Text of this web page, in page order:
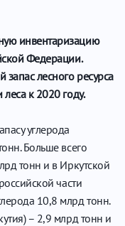
инвентаризацию
Федерации.
лесного ресурса
к 2020 году.
углерода
Больше всего
тонн и в Иркутской
части
10,8 млрд тонн.
– 2,9 млрд тонн и